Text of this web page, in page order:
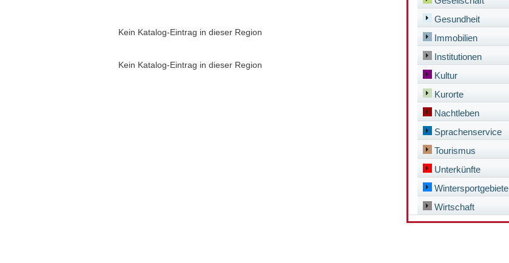
Kein Katalog-Eintrag in dieser Region
Kein Katalog-Eintrag in dieser Region
Gesundheit
Immobilien
Institutionen
Kultur
Kurorte
Nachtleben
Sprachenservice
Tourismus
Unterkünfte
Wintersportgebiete
Wirtschaft